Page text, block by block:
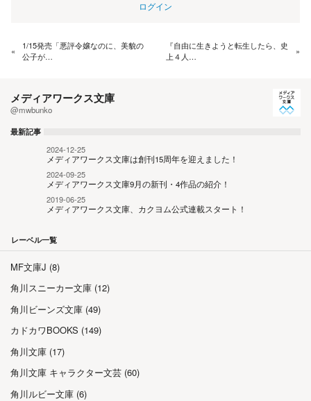
ログイン
«
1/15発売「悪評令嬢なのに、美貌の
公子が…
『自由に生きようと転生したら、史
上４人…
»
メディアワークス文庫
@mwbunko
最新記事
2024-12-25
メディアワークス文庫は創刊15周年を迎えました！
2024-09-25
メディアワークス文庫9月の新刊・4作品の紹介！
2019-06-25
メディアワークス文庫、カクヨム公式連載スタート！
レーベル一覧
MF文庫J (8)
角川スニーカー文庫 (12)
角川ビーンズ文庫 (49)
カドカワBOOKS (149)
角川文庫 (17)
角川文庫 キャラクター文芸 (60)
角川ルビー文庫 (6)